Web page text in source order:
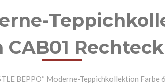
BEPPO“ Moderne-Teppichkollektion